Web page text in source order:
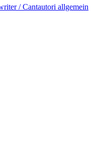
/ Cantautori allgemein